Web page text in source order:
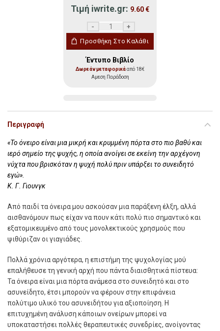
Τιμή iwrite.gr: 9.60€
Όνειρα ποσότητα
Προσθήκη Στο Καλάθι
Έντυπο Βιβλίο
Δωρεάν μεταφορικάαπό 18€
Αμεση Παράδοση
Περιγραφή
«Το όνειρο είναι μια μικρή και κρυμμένη πόρτα στο πιο βαθύ και
ιερό σημείο της ψυχής, η οποία ανοίγει σε εκείνη την αρχέγονη
νύχτα που βρισκόταν η ψυχή πολύ πριν υπάρξει το συνειδητό
εγώ».
Κ. Γ. Γιουνγκ
Από παιδί τα όνειρα μου ασκούσαν μια παράξενη έλξη, αλλά
αισθανόμουν πως είχαν να πουν κάτι πολύ πιο σημαντικό και
εξατομικευμένο από τους μονολεκτικούς χρησμούς που
ψιθύριζαν οι γιαγιάδες.
Πολλά χρόνια αργότερα, η επιστήμη της ψυχολογίας μού
επαλήθευσε τη γενική αρχή που πάντα διαισθητικά πίστευα:
Τα όνειρα είναι μια πόρτα ανάμεσα στο συνειδητό και στο
ασυνείδητο, έτσι μπορούν να φέρουν στην επιφάνεια
πολύτιμο υλικό του ασυνειδήτου για αξιοποίηση. Η
επιτυχημένη ανάλυση κάποιων ονείρων μπορεί να
υποκαταστήσει πολλές θεραπευτικές συνεδρίες, ανοίγοντας